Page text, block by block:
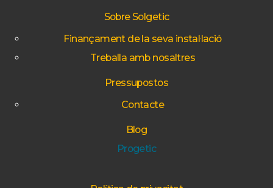
Sobre Solgetic
Finançament de la seva instal·lació
Treballa amb nosaltres
Pressupostos
Contacte
Blog
Progetic